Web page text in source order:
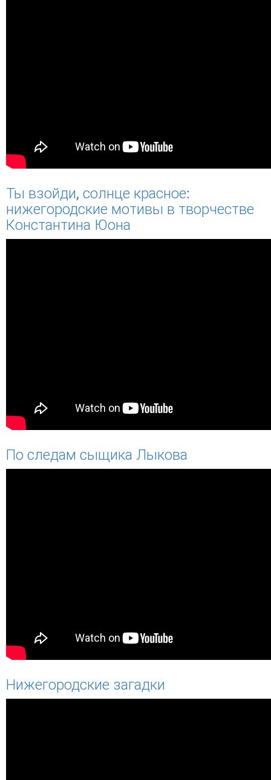
Ты взойди, солнце красное:
нижегородские мотивы в творчестве
Константина Юона
По следам сыщика Лыкова
Нижегородские загадки